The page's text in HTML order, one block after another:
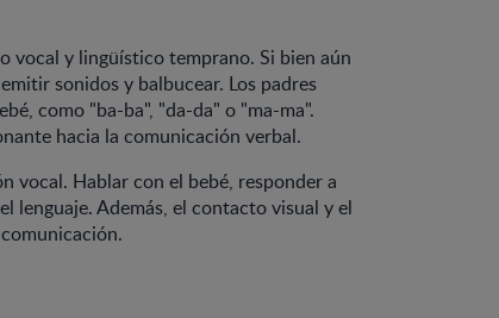
vocal y lingüístico temprano. Si bien aún
sonidos y balbucear. Los padres
como "ba-ba", "da-da" o "ma-ma".
hacia la comunicación verbal.
vocal. Hablar con el bebé, responder a
lenguaje. Además, el contacto visual y el